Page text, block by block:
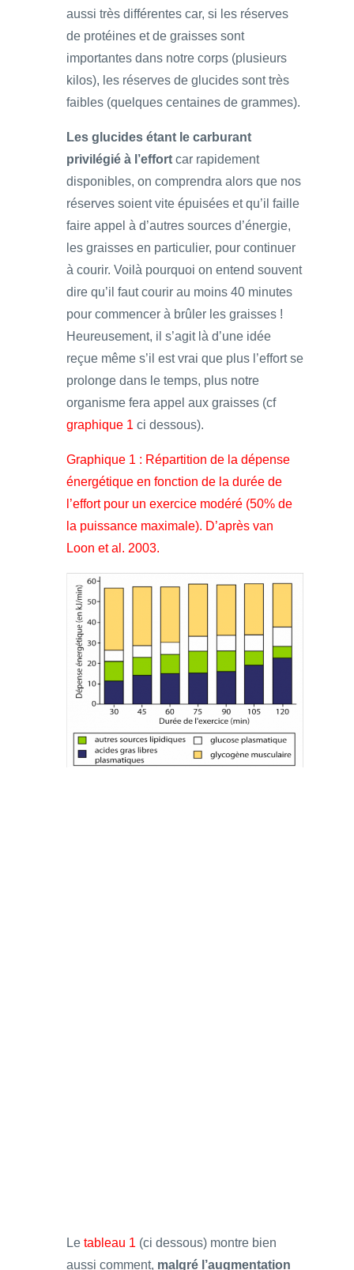
aussi très différentes car, si les réserves
de protéines et de graisses sont
importantes dans notre corps (plusieurs
kilos), les réserves de glucides sont très
faibles (quelques centaines de grammes).
Les glucides étant le carburant
privilégié à l’effort car rapidement
disponibles, on comprendra alors que nos
réserves soient vite épuisées et qu’il faille
faire appel à d’autres sources d’énergie,
les graisses en particulier, pour continuer
à courir. Voilà pourquoi on entend souvent
dire qu’il faut courir au moins 40 minutes
pour commencer à brûler les graisses !
Heureusement, il s’agit là d’une idée
reçue même s’il est vrai que plus l’effort se
prolonge dans le temps, plus notre
organisme fera appel aux graisses (cf
graphique 1 ci dessous).
Graphique 1 : Répartition de la dépense
énergétique en fonction de la durée de
l’effort pour un exercice modéré (50% de
la puissance maximale). D’après van
Loon et al. 2003.
Le tableau 1 (ci dessous) montre bien
aussi comment, malgré l’augmentation